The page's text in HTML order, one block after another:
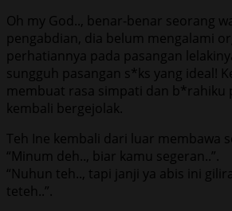
Oh my God.., benar-benar seorang
pengabdian, dia belum mengalami
perhatiannya pada pasangan
sungguh pasangan s*ks yang ideal!
membuat rasa simpati dan b*rahiku
kembali bergejolak.
Teh Ine kembali dari luar membawa
“Minum deh.., biar kamu segeran..”.
“Nuhun teh.., tapi janji ya abis ini
teteh..”.